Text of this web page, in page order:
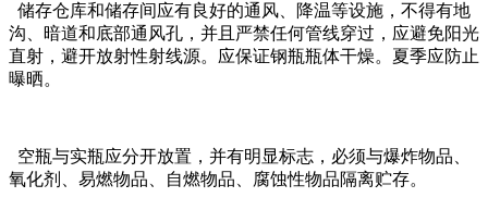
储存仓库和储存间应有良好的通风、降温等设施，不得有地
沟、暗道和底部通风孔，并且严禁任何管线穿过，应避免阳光
直射，避开放射性射线源。应保证钢瓶瓶体干燥。夏季应防止
曝晒。
空瓶与实瓶应分开放置，并有明显标志，必须与爆炸物品、
氧化剂、易燃物品、自燃物品、腐蚀性物品隔离贮存。